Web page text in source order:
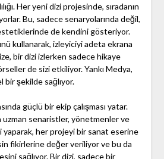
Her yeni dizi projesinde, sıradanın
Bu, sadece senaryolarında değil,
de kendini gösteriyor.
kullanarak, izleyiciyi adeta ekrana
bir dizi izlerken sadece hikaye
de sizi etkiliyor. Yankı Medya,
bir şekilde sağlıyor.
güçlü bir ekip çalışması yatar.
uzman senaristler, yönetmenler ve
her projeyi bir sanat eserine
fikirlerine değer veriliyor ve bu da
sağlıyor. Bir dizi, sadece bir